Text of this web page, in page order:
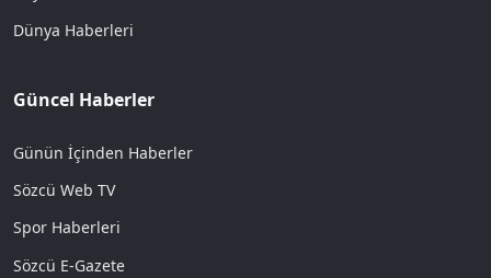
Dünya Haberleri
Güncel Haberler
Günün İçinden Haberler
Sözcü Web TV
Spor Haberleri
Sözcü E-Gazete